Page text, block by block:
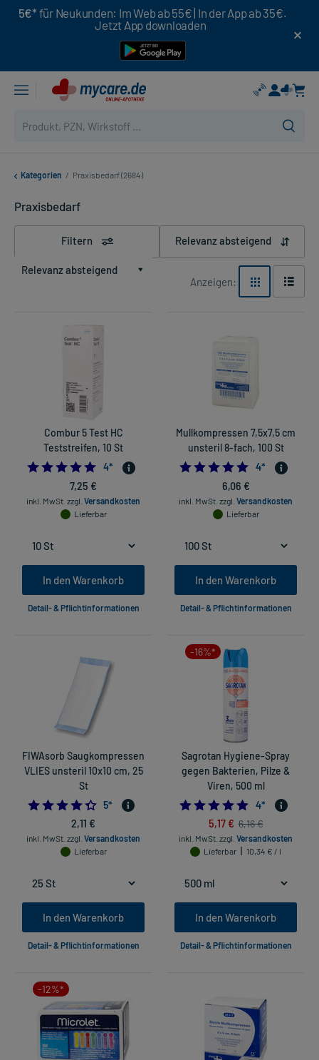
5€* für Neukunden: Im Web ab 55€ | In der App ab 35€.
Jetzt App downloaden
Kategorien / Praxisbedarf (2684)
Praxisbedarf
Filtern Relevanz absteigend
Relevanz absteigend
Anzeigen:
Combur 5 Test HC
Teststreifen, 10 St
5.0
4*
7,25 €
inkl. MwSt. zzgl. Versandkosten
Lieferbar
In den Warenkorb
Detail- & Pflichtinformationen
Mullkompressen 7,5x7,5 cm
unsteril 8-fach, 100 St
5.0
4*
6,06 €
inkl. MwSt. zzgl. Versandkosten
Lieferbar
In den Warenkorb
Detail- & Pflichtinformationen
FIWAsorb Saugkompressen
VLIES unsteril 10x10 cm, 25
St
4.4
5*
2,11 €
inkl. MwSt. zzgl. Versandkosten
Lieferbar
In den Warenkorb
Detail- & Pflichtinformationen
-16%*
Sagrotan Hygiene-Spray
gegen Bakterien, Pilze &
Viren, 500 ml
5.0
4*
5,17 € 6,16 €
inkl. MwSt. zzgl. Versandkosten
Lieferbar
10,34 € / l
In den Warenkorb
Detail- & Pflichtinformationen
-12%*